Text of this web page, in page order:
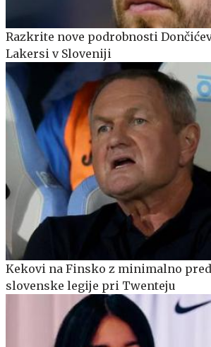
Razkrite nove podrobnosti
Lakersi v Sloveniji
Kekovi na Finsko z minimalno
slovenske legije pri Twenteju